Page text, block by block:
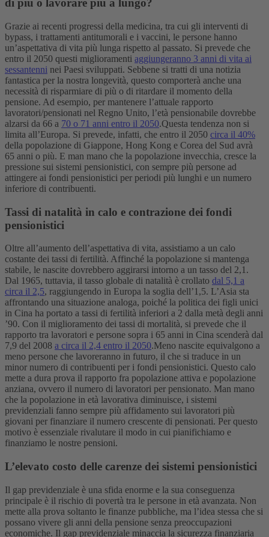
di più o lavorare più a lungo?
Grazie ai recenti progressi della medicina, tra cui gli interventi di
bypass, i trattamenti antitumorali e i vaccini, le persone hanno
un’aspettativa di vita più lunga rispetto al passato. Si prevede che
entro il 2050 questi miglioramenti aggiungeranno 3 anni di vita ai
sessantenni nei Paesi sviluppati. Sebbene si tratti di una notizia
fantastica per la nostra longevità, questo comporterà anche una
necessità di risparmiare di più o di ritardare il momento della
pensione. Ad esempio, per mantenere l’attuale rapporto
lavoratori/pensionati nel Regno Unito, l’età pensionabile dovrebbe
alzarsi da 66 a 70 o 71 anni entro il 2050.Questa tendenza non si
limita all’Europa. Si prevede, infatti, che entro il 2050 circa il 40%
della popolazione di Giappone, Hong Kong e Corea del Sud avrà
65 anni o più. E man mano che la popolazione invecchia, cresce la
pressione sui sistemi pensionistici, con sempre più persone ad
attingere ai fondi pensionistici per periodi più lunghi e un numero
inferiore di contribuenti.
Tassi di natalità in calo e contrazione dei fondi
pensionistici
Oltre all’aumento dell’aspettativa di vita, assistiamo a un calo
costante dei tassi di fertilità. Affinché la popolazione si mantenga
stabile, le nascite dovrebbero aggirarsi intorno a un tasso del 2,1.
Dal 1965, tuttavia, il tasso globale di natalità è crollato dal 5,1 a
circa il 2,5, raggiungendo in Europa la soglia dell’1,5. L’Asia sta
affrontando una situazione analoga, poiché la politica dei figli unici
in Cina ha portato a tassi di fertilità inferiori a 2 dalla metà degli anni
’90. Con il miglioramento dei tassi di mortalità, si prevede che il
rapporto tra lavoratori e persone sopra i 65 anni in Cina scenderà dal
7,9 del 2008 a circa il 2,4 entro il 2050.Meno nascite equivalgono a
meno persone che lavoreranno in futuro, il che si traduce in un
minor numero di contribuenti per i fondi pensionistici. Questo calo
mette a dura prova il rapporto fra popolazione attiva e popolazione
anziana, ovvero il numero di lavoratori per pensionato. Man mano
che la popolazione in età lavorativa diminuisce, i sistemi
previdenziali fanno sempre più affidamento sui lavoratori più
giovani per finanziare il numero crescente di pensionati. Per questo
motivo è essenziale rivalutare il modo in cui pianifichiamo e
finanziamo le nostre pensioni.
L’elevato costo delle carenze dei sistemi pensionistici
Il gap previdenziale è una sfida enorme e la sua conseguenza
principale è il rischio di povertà tra le persone in età avanzata. Non
mette alla prova soltanto le finanze pubbliche, ma l’idea stessa che si
possano vivere gli anni della pensione senza preoccupazioni
economiche. Il gap previdenziale minaccia la sicurezza finanziaria